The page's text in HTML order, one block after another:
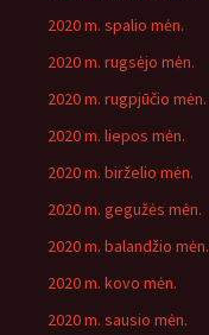
2020 m. spalio mėn.
2020 m. rugsėjo mėn.
2020 m. rugpjūčio mėn.
2020 m. liepos mėn.
2020 m. birželio mėn.
2020 m. gegužės mėn.
2020 m. balandžio mėn.
2020 m. kovo mėn.
2020 m. sausio mėn.